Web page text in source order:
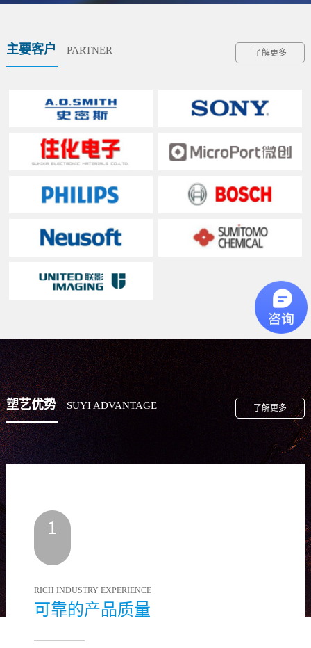
主要客户 PARTNER 了解更多
塑艺优势 SUYI ADVANTAGE 了解更多
RICH INDUSTRY EXPERIENCE
可靠的产品质量